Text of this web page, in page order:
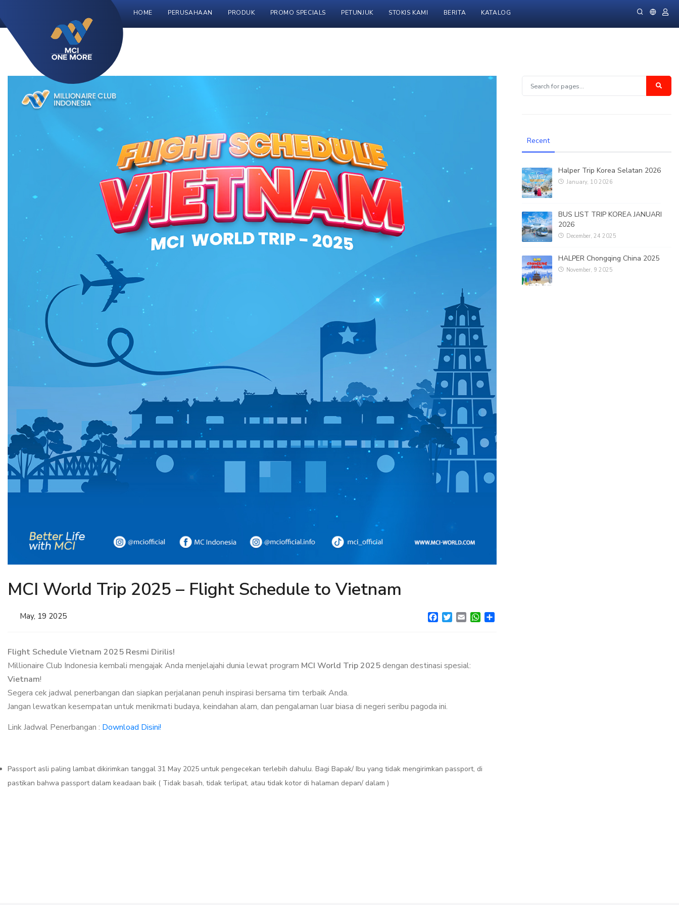
HOME PERUSAHAAN PRODUK PROMO SPECIALS PETUNJUK STOKIS KAMI BERITA KATALOG
MCI World Trip 2025 – Flight Schedule to Vietnam
May, 19 2025 FacebookTwitter
Email WhatsApp
Flight Schedule Vietnam 2025 Resmi Dirilis!
Millionaire Club Indonesia kembali mengajak Anda menjelajahi dunia lewat program MCI World Trip 2025dengan destinasi spesial:
Vietnam!
Segera cek jadwal penerbangan dan siapkan perjalanan penuh inspirasi bersama tim terbaik Anda.
Jangan lewatkan kesempatan untuk menikmati budaya, keindahan alam, dan pengalaman luar biasa di negeri seribu pagoda ini.
Link Jadwal Penerbangan : Download Disini!
Passport asli paling lambat dikirimkan tanggal 31 May 2025 untuk pengecekan terlebih dahulu. Bagi Bapak/ Ibu yang tidak mengirimkan passport, di
pastikan bahwa passport dalam keadaan baik ( Tidak basah, tidak terlipat, atau tidak kotor di halaman depan/ dalam )
Recent
Halper Trip Korea Selatan 2026
January, 10 2026
BUS LIST TRIP KOREA JANUARI
2026
December, 24 2025
HALPER Chongqing China 2025
November, 9 2025